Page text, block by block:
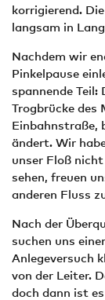
korrigierend.
langsam in
Nachdem wir
Pinkelpause
spannende Teil:
Trogbrücke des
Einbahnstraße,
ändert. Wir
unser Floß
sehen, freuen
anderen Fluss
Nach der
suchen uns
Anlegeversuch
von der Leiter.
doch dann ist